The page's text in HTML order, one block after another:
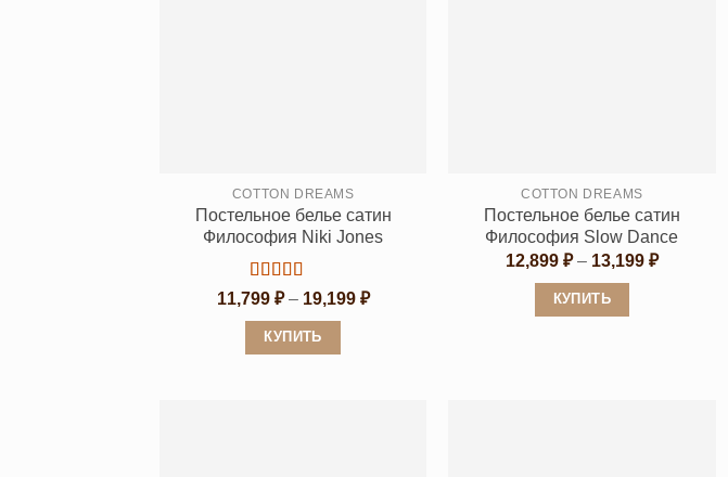
COTTON DREAMS
Постельное белье сатин
Философия Niki Jones
Оценка5
11,799 ₽ – 19,199 ₽Диапазон
КУПИТЬ
COTTON DREAMS
Постельное белье сатин
Философия Slow Dance
12,899 ₽ – 13,199 ₽Диапазон
КУПИТЬ